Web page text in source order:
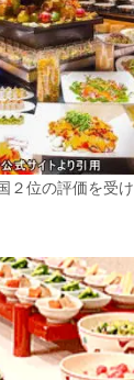
２位の評価を受